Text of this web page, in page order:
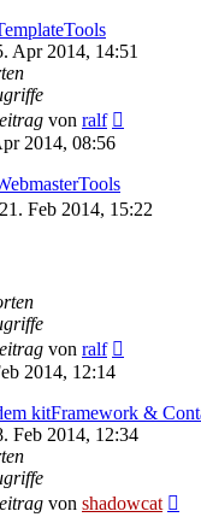
Apr 2014, 14:51
von ralf
2014, 08:56
Feb 2014, 15:22
von ralf
2014, 12:14
kitFramework &
Feb 2014, 12:34
von shadowcat